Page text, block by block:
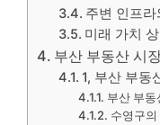
주변 인프라
미래 가치
부산 부동산 시
1, 부산 부동
부산 부동
수영구의